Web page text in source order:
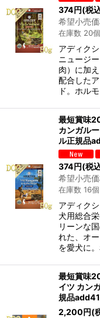
374 円(税
希望小売
在庫数 20個
アディク
ニュージ
肉）に加
配合した
ド。ホル
最短賞味
カンガル
ル正規品
374円(税
希望小売
在庫数 16個
アディク
犬用総合
リーンな
れた、オ
を愛犬に
最短賞味
イツ カン
規品
2,200円(